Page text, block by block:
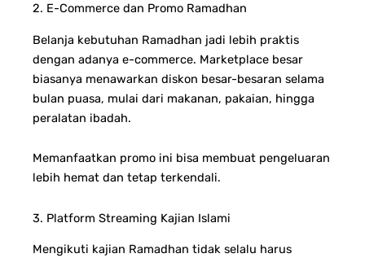
2. E-Commerce dan Promo Ramadhan
Belanja kebutuhan Ramadhan jadi lebih praktis
dengan adanya e-commerce. Marketplace besar
biasanya menawarkan diskon besar-besaran selama
bulan puasa, mulai dari makanan, pakaian, hingga
peralatan ibadah.
Memanfaatkan promo ini bisa membuat pengeluaran
lebih hemat dan tetap terkendali.
3. Platform Streaming Kajian Islami
Mengikuti kajian Ramadhan tidak selalu harus